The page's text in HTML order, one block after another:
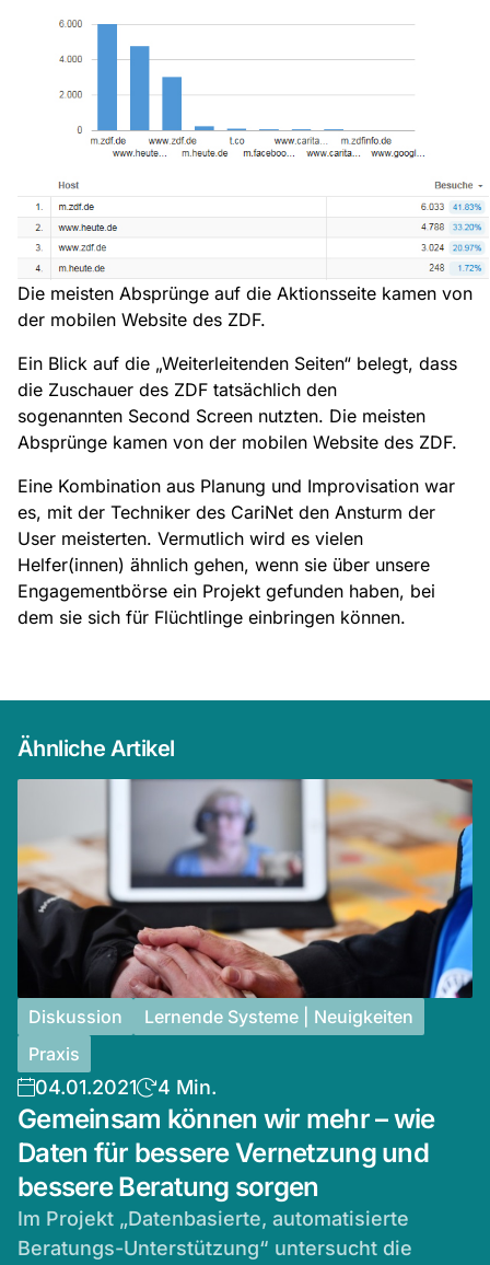
Die meisten Absprünge auf die Aktionsseite kamen von
der mobilen Website des ZDF.
Ein Blick auf die „Weiterleitenden Seiten“ belegt, dass
die Zuschauer des ZDF tatsächlich den
sogenannten Second Screen nutzten. Die meisten
Absprünge kamen von der mobilen Website des ZDF.
Eine Kombination aus Planung und Improvisation war
es, mit der Techniker des CariNet den Ansturm der
User meisterten. Vermutlich wird es vielen
Helfer(innen) ähnlich gehen, wenn sie über unsere
Engagementbörse ein Projekt gefunden haben, bei
dem sie sich für Flüchtlinge einbringen können.
Ähnliche Artikel
Diskussion
Lernende Systeme | Neuigkeiten
Praxis
04.01.2021 4 Min.
Gemeinsam können wir mehr – wie
Daten für bessere Vernetzung und
bessere Beratung sorgen
Im Projekt „Datenbasierte, automatisierte
Beratungs-Unterstützung“ untersucht die